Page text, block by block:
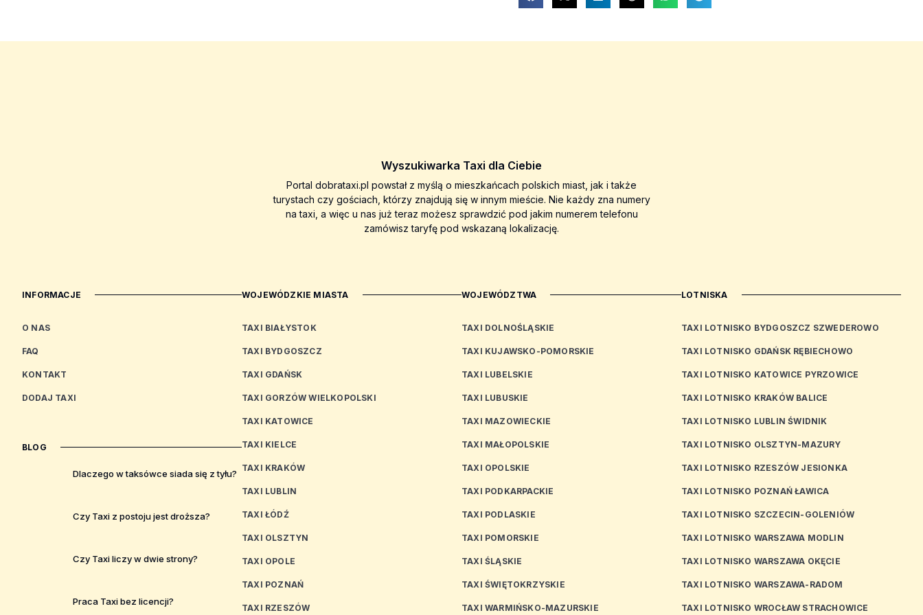
Wyszukiwarka Taxi dla Ciebie
Portal dobrataxi.pl powstał z myślą o mieszkańcach polskich miast, jak i także
turystach czy gościach, którzy znajdują się w innym mieście. Nie każdy zna numery
na taxi, a więc u nas już teraz możesz sprawdzić pod jakim numerem telefonu
zamówisz taryfę pod wskazaną lokalizację.
INFORMACJE
O NAS
FAQ
KONTAKT
DODAJ TAXI
BLOG
Dlaczego w taksówce siada się z tyłu?
Czy Taxi z postoju jest droższa?
Czy Taxi liczy w dwie strony?
Praca Taxi bez licencji?
WOJEWÓDZKIE MIASTA
TAXI BIAŁYSTOK
TAXI BYDGOSZCZ
TAXI GDAŃSK
TAXI GORZÓW WIELKOPOLSKI
TAXI KATOWICE
TAXI KIELCE
TAXI KRAKÓW
TAXI LUBLIN
TAXI ŁÓDŹ
TAXI OLSZTYN
TAXI OPOLE
TAXI POZNAŃ
TAXI RZESZÓW
WOJEWÓDZTWA
TAXI DOLNOŚLĄSKIE
TAXI KUJAWSKO-POMORSKIE
TAXI LUBELSKIE
TAXI LUBUSKIE
TAXI MAZOWIECKIE
TAXI MAŁOPOLSKIE
TAXI OPOLSKIE
TAXI PODKARPACKIE
TAXI PODLASKIE
TAXI POMORSKIE
TAXI ŚLĄSKIE
TAXI ŚWIĘTOKRZYSKIE
TAXI WARMIŃSKO-MAZURSKIE
LOTNISKA
TAXI LOTNISKO BYDGOSZCZ SZWEDEROWO
TAXI LOTNISKO GDAŃSK RĘBIECHOWO
TAXI LOTNISKO KATOWICE PYRZOWICE
TAXI LOTNISKO KRAKÓW BALICE
TAXI LOTNISKO LUBLIN ŚWIDNIK
TAXI LOTNISKO OLSZTYN-MAZURY
TAXI LOTNISKO RZESZÓW JESIONKA
TAXI LOTNISKO POZNAŃ ŁAWICA
TAXI LOTNISKO SZCZECIN-GOLENIÓW
TAXI LOTNISKO WARSZAWA MODLIN
TAXI LOTNISKO WARSZAWA OKĘCIE
TAXI LOTNISKO WARSZAWA-RADOM
TAXI LOTNISKO WROCŁAW STRACHOWICE